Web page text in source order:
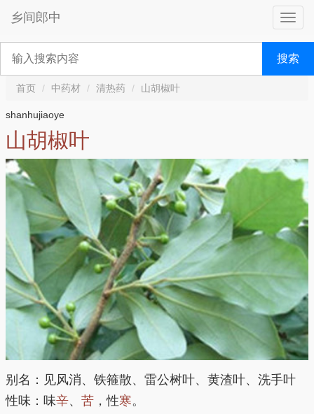
乡间郎中
搜索
首页 中药材 清热药 山胡椒叶
shanhujiaoye
山胡椒叶
别名：见风消、铁箍散、雷公树叶、黄渣叶、洗手叶
性味：味辛、 苦 ，性寒。